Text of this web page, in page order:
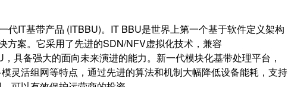
IT基带产品 (ITBBU)。IT BBU是世界上第一个基于软件定义架构
方案。它采用了先进的SDN/NFV虚拟化技术，兼容
具备强大的面向未来演进的能力。新一代模块化基带处理平台，
灵活组网等特点，通过先进的算法和机制大幅降低设备能耗，支持